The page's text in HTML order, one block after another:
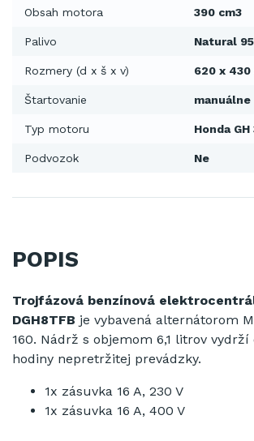
Obsah motora 390 cm3
Palivo Natural 95
Rozmery (d x š x v) 620 x 430
Štartovanie manuálne
Typ motoru Honda GH
Podvozok Ne
POPIS
Trojfázová benzínová
DGH8TFB je vybavená alternátorom
160. Nádrž s objemom 6,1 litrov vydrží
hodiny nepretržitej prevádzky.
1x zásuvka 16 A, 230 V
1x zásuvka 16 A, 400 V